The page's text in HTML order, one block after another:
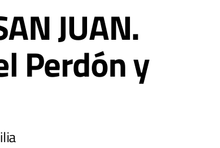
JUAN.
Perdón y